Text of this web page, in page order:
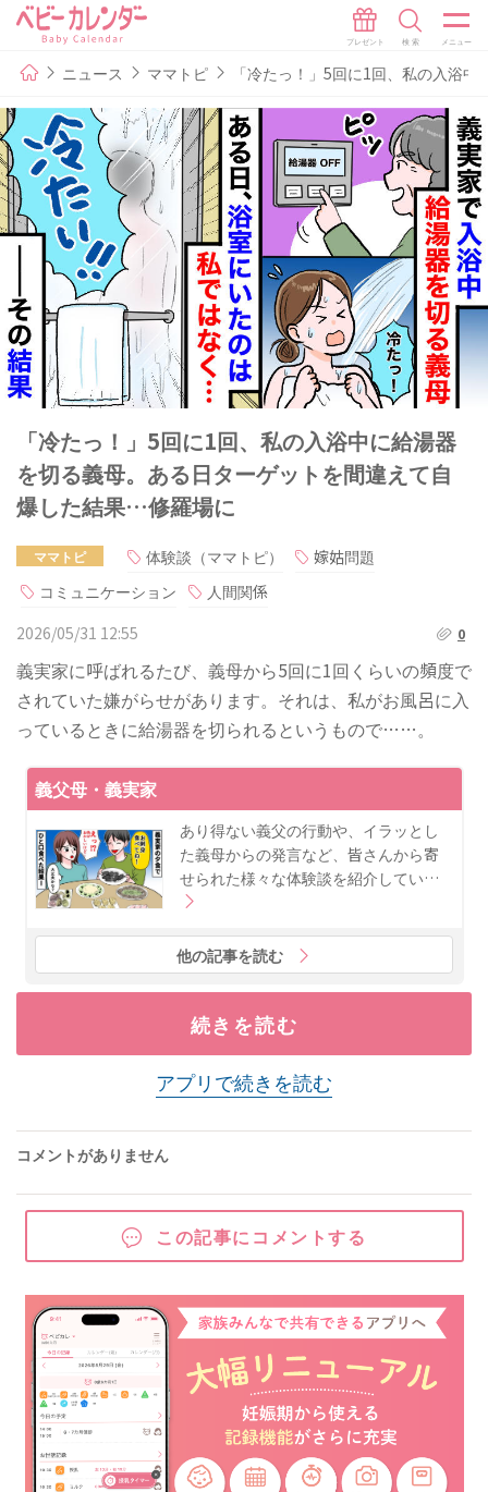
ニュース ママトピ 「冷たっ！」5回に1回、私の入浴
「冷たっ！」5回に1回、私の入浴中に給湯器
を切る義母。ある日ターゲットを間違えて自
爆した結果…修羅場に
ママトピ 体験談（ママトピ）
嫁姑問題
コミュニケーション
人間関係
2026/05/31 12:55
0
義実家に呼ばれるたび、義母から5回に1回くらいの頻度で
されていた嫌がらせがあります。それは、私がお風呂に入
っているときに給湯器を切られるというもので……。
義父母・義実家
あり得ない義父の行動や、イラッとし
た義母からの発言など、皆さんから寄
せられた様々な体験談を紹介してい…
他の記事を読む
続きを読む
アプリで続きを読む
コメントがありません
この記事にコメントする